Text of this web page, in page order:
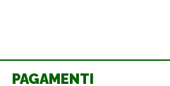
PAGAMENTI